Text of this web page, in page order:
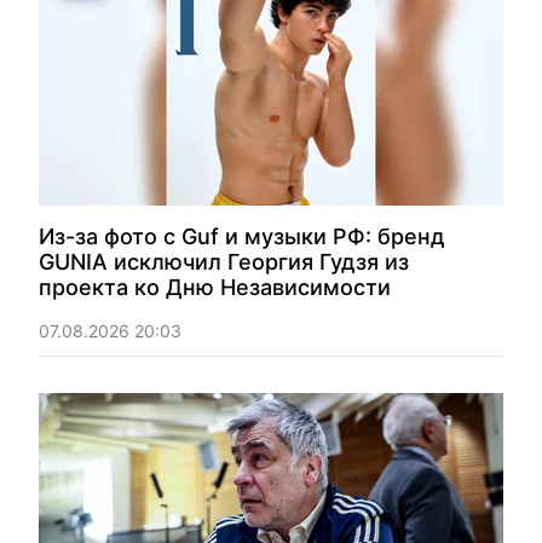
Из-за фото с Guf и музыки РФ: бренд
GUNIA исключил Георгия Гудзя из
проекта ко Дню Независимости
07.08.2026 20:03